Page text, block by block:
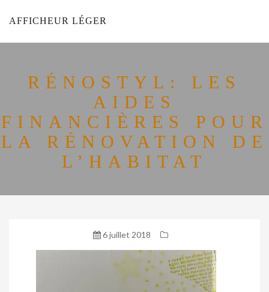
AFFICHEUR LÉGER
RÉNOSTYL: LES
AIDES
FINANCIÈRES POUR
LA RÉNOVATION DE
L’HABITAT
6 juillet 2018